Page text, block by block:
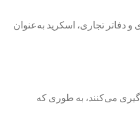
دفاتر تجاری، اسکرید به‌عنوان
می‌کنند، به طوری که